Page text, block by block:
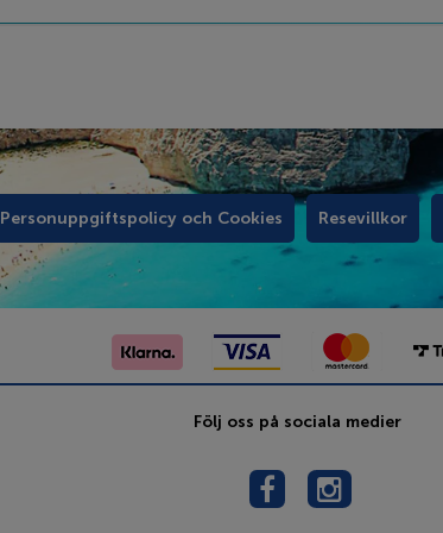
Personuppgiftspolicy och Cookies Resevillkor
Följ oss på sociala medier